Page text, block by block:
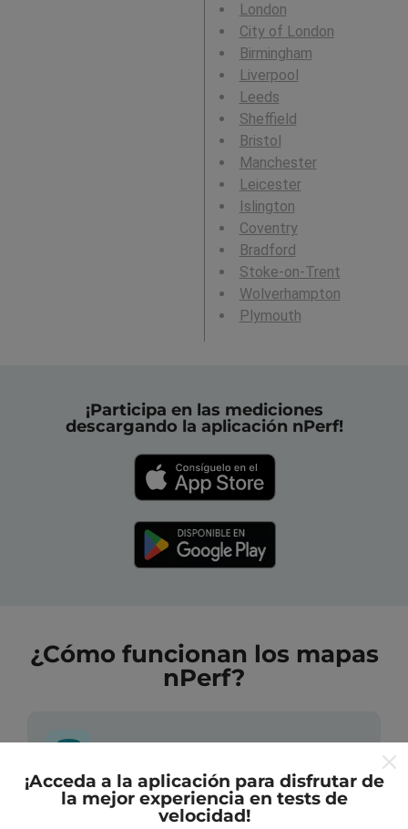
London
City of London
Birmingham
Liverpool
Leeds
Sheffield
Bristol
Manchester
Leicester
Islington
Coventry
Bradford
Stoke-on-Trent
Wolverhampton
Plymouth
¡Participa en las mediciones
descargando la aplicación nPerf!
¿Cómo funcionan los mapas
nPerf?
¿De dónde provienen los datos?
¡Acceda a la aplicación para disfrutar de
la mejor experiencia en tests de
velocidad!